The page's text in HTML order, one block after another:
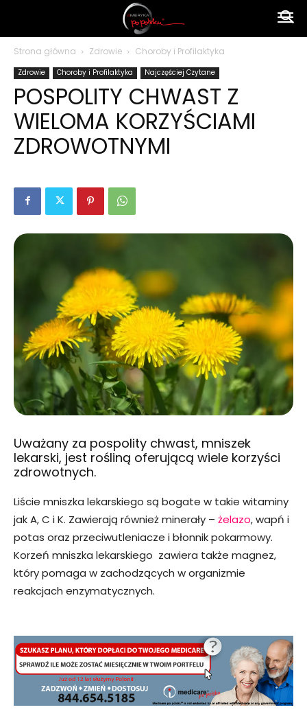
polsku
Strona główna Zdrowie Choroby i Profilaktyka
Zdrowie Choroby i Profilaktyka Najczęściej Czytane
POSPOLITY CHWAST Z
WIELOMA KORZYŚCIAMI
ZDROWOTNYMI
Uważany za pospolity chwast, mniszek
lekarski, jest rośliną oferującą wiele korzyści
zdrowotnych.
Liście mniszka lekarskiego są bogate w takie witaminy
jak A, C i K. Zawierają również minerały – żelazo, wapń i
potas oraz przeciwutleniacze i błonnik pokarmowy.
Korzeń mniszka lekarskiego zawiera także magnez,
który pomaga w zachodzących w organizmie
reakcjach enzymatycznych.